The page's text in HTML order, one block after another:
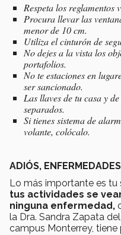
Respeta los reglamentos
Procura llevar las
menor de 10 cm.
Utiliza el cinturón de
No dejes a la vista los
portafolios.
No te estaciones en
ser sancionado.
Las llaves de tu casa y
separados.
Si tienes sistema de
volante, colócalo.
ADIÓS, ENFERMEDADES
Lo más importante es tu
tus actividades se
ninguna enfermedad,
la Dra. Sandra Zapata
campus Monterrey, tiene